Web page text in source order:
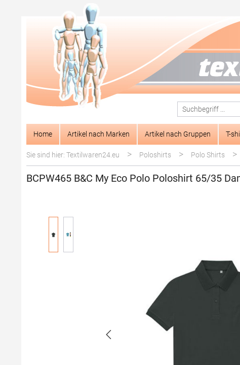
Zur Hauptnavigation springen
Home Artikel nach Marken Artikel nach Gruppen T-
Sie sind hier: Textilwaren24.eu > Poloshirts > Polo Shirts >
BCPW465 B&C My Eco Polo Poloshirt 65/35